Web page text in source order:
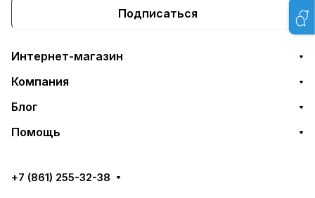
Подписаться
Интернет-магазин
Компания
Блог
Помощь
+7 (861) 255-32-38